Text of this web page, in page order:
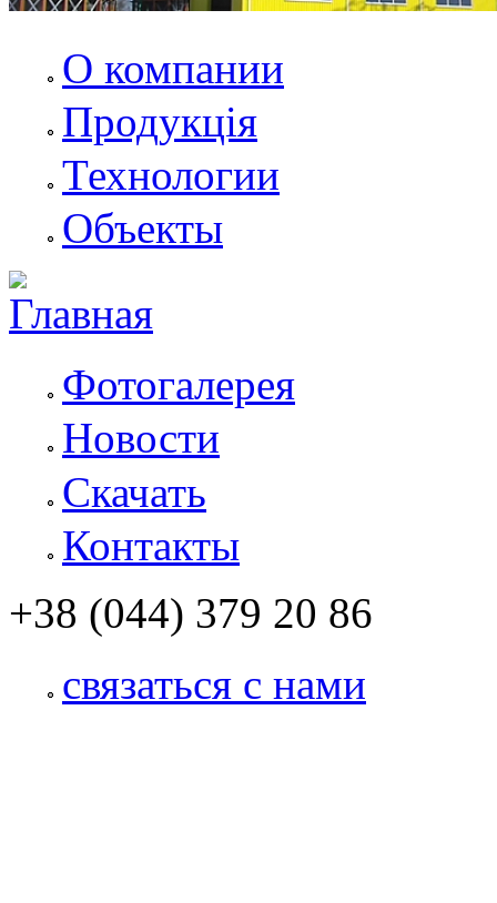
О компании
Продукція
Технологии
Объекты
Фотогалерея
Новости
Скачать
Контакты
+38 (044) 379 20 86
связаться с нами